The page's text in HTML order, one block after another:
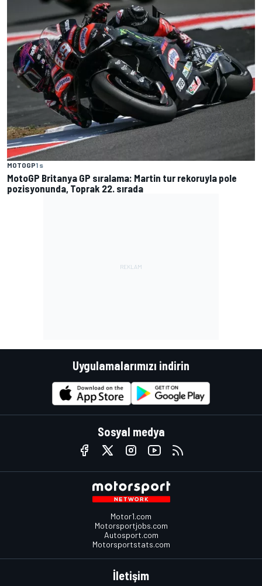
MOTOGP1 s
MotoGP Britanya GP sıralama: Martin tur rekoruyla pole
pozisyonunda, Toprak 22. sırada
Uygulamalarımızı indirin
Sosyal medya
Motor1.com
Motorsportjobs.com
Autosport.com
Motorsportstats.com
İletişim